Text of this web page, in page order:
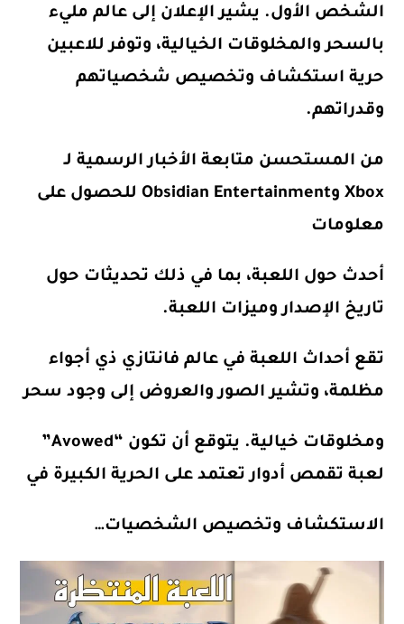
الشخص الأول. يشير الإعلان إلى عالم مليء
بالسحر والمخلوقات الخيالية، وتوفر للاعبين
حرية استكشاف وتخصيص شخصياتهم
وقدراتهم.
من المستحسن متابعة الأخبار الرسمية لـ
Xbox وObsidian Entertainment للحصول على
معلومات
أحدث حول اللعبة، بما في ذلك تحديثات حول
تاريخ الإصدار وميزات اللعبة.
تقع أحداث اللعبة في عالم فانتازي ذي أجواء
مظلمة، وتشير الصور والعروض إلى وجود سحر
ومخلوقات خيالية. يتوقع أن تكون “Avowed”
لعبة تقمص أدوار تعتمد على الحرية الكبيرة في
الاستكشاف وتخصيص الشخصيات…